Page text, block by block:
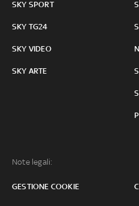
SKY SPORT
SKY TG24
SKY VIDEO
SKY ARTE
Note legali:
GESTIONE COOKIE